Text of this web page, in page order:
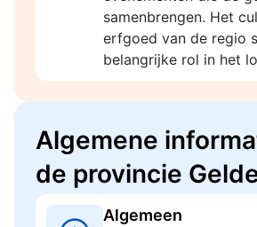
samenbrengen. Het
erfgoed van de regio
belangrijke rol in het
Algemene
de provincie
Algemeen